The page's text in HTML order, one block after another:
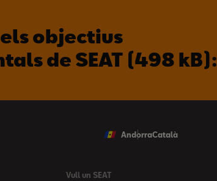
objectius
de SEAT (498 kB):
AndorraCatalà
Vull un SEAT